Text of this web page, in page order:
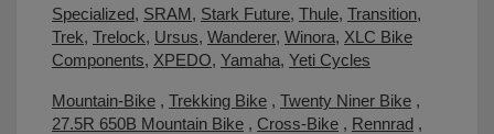
Specialized, SRAM, Stark Future, Thule, Transition,
Trek, Trelock, Ursus, Wanderer, Winora, XLC Bike
Components, XPEDO, Yamaha, Yeti Cycles
Mountain-Bike , Trekking Bike , Twenty Niner Bike ,
27.5R 650B Mountain Bike , Cross-Bike , Rennrad ,